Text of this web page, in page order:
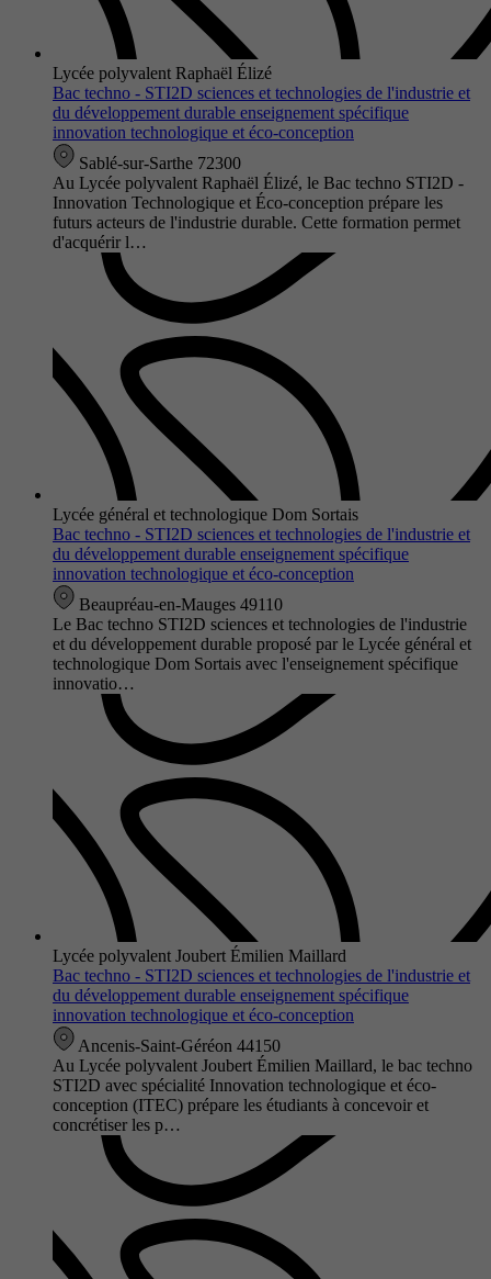
Lycée polyvalent Raphaël Élizé
Bac techno - STI2D sciences et technologies de l'industrie et
du développement durable enseignement spécifique
innovation technologique et éco-conception
Sablé-sur-Sarthe 72300
Au Lycée polyvalent Raphaël Élizé, le Bac techno STI2D -
Innovation Technologique et Éco-conception prépare les
futurs acteurs de l'industrie durable. Cette formation permet
d'acquérir l…
Lycée général et technologique Dom Sortais
Bac techno - STI2D sciences et technologies de l'industrie et
du développement durable enseignement spécifique
innovation technologique et éco-conception
Beaupréau-en-Mauges 49110
Le Bac techno STI2D sciences et technologies de l'industrie
et du développement durable proposé par le Lycée général et
technologique Dom Sortais avec l'enseignement spécifique
innovatio…
Lycée polyvalent Joubert Émilien Maillard
Bac techno - STI2D sciences et technologies de l'industrie et
du développement durable enseignement spécifique
innovation technologique et éco-conception
Ancenis-Saint-Géréon 44150
Au Lycée polyvalent Joubert Émilien Maillard, le bac techno
STI2D avec spécialité Innovation technologique et éco-
conception (ITEC) prépare les étudiants à concevoir et
concrétiser les p…